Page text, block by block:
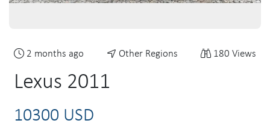
2 months ago Other Regions 180 Views
Lexus 2011
10300 USD